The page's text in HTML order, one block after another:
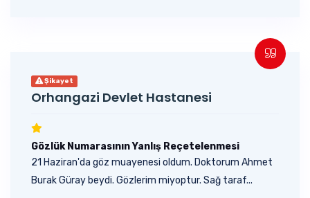
Şikayet
Orhangazi Devlet Hastanesi
Gözlük Numarasının Yanlış Reçetelenmesi
21 Haziran'da göz muayenesi oldum. Doktorum Ahmet
Burak Güray beydi. Gözlerim miyoptur. Sağ taraf...